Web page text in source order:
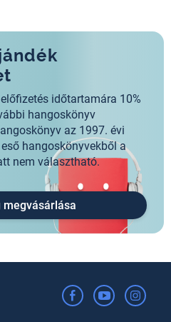
időtartamára 10%
hangoskönyv
az 1997. évi
hangoskönyvekből a
nem választható.
megvásárlása